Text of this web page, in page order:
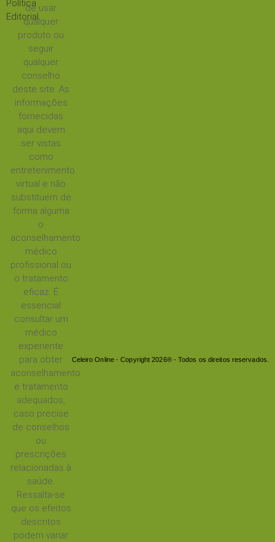
Política
Editorial
de usar
qualquer
produto ou
seguir
qualquer
conselho
deste site. As
informações
fornecidas
aqui devem
ser vistas
como
entretenimento
virtual e não
substituem de
forma alguma
o
aconselhamento
médico
profissional ou
o tratamento
eficaz. É
essencial
consultar um
médico
experiente
para obter
aconselhamento
e tratamento
adequados,
caso precise
de conselhos
ou
prescrições
relacionadas à
saúde.
Ressalta-se
que os efeitos
descritos
podem variar
Celeiro Online - Copyright 2026® - Todos os direitos reservados.